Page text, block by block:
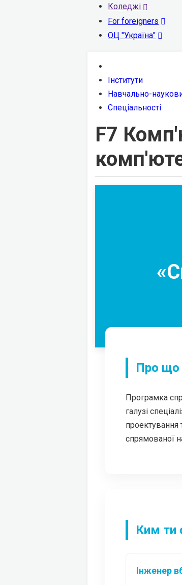
Коледжі
For foreigners
ОЦ "Україна"
Інститути
Навчально-
Спеціальності
F7
Про що
Програмка
галузі
проектування
спрямованої
Ким ти
Інженер